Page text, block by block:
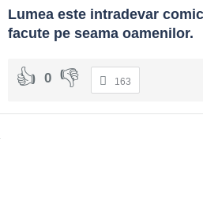
Lumea este intradevar
facute pe seama oamenilor.
0 163